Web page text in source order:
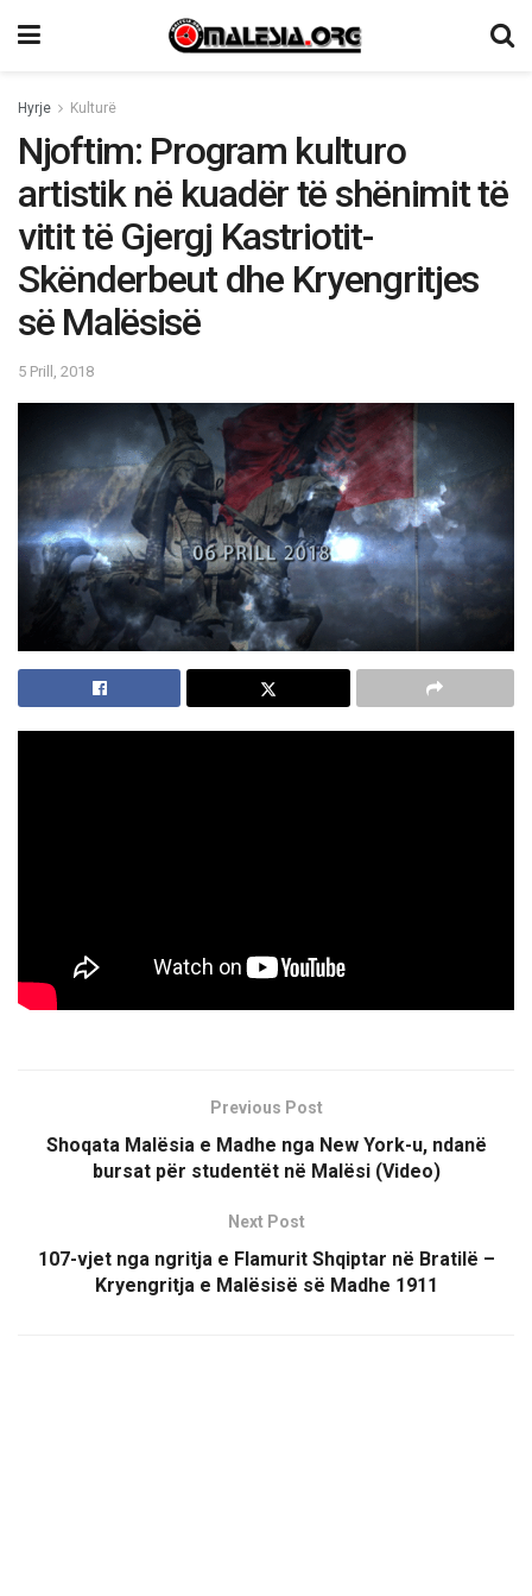
Hyrje Kulturë
Njoftim: Program kulturo
artistik në kuadër të shënimit të
vitit të Gjergj Kastriotit-
Skënderbeut dhe Kryengritjes
së Malësisë
5 Prill, 2018
Previous Post
Shoqata Malësia e Madhe nga New York-u, ndanë
bursat për studentët në Malësi (Video)
Next Post
107-vjet nga ngritja e Flamurit Shqiptar në Bratilë –
Kryengritja e Malësisë së Madhe 1911